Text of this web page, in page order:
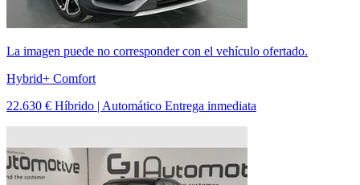
La imagen puede no corresponder con el vehículo ofertado.
Hybrid+ Comfort
22.630 € Híbrido | Automático Entrega inmediata